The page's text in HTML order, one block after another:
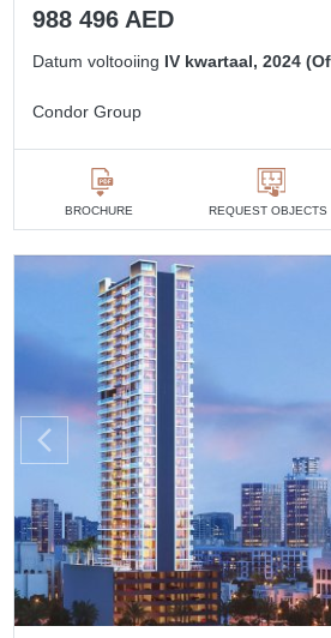
988 496 AED
Datum voltooiing IV kwartaal, 2024
Condor Group
BROCHURE REQUEST OBJECTS